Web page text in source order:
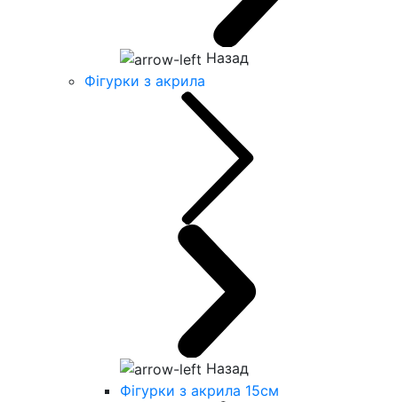
Назад
Фігурки з акрила
Назад
Фігурки з акрила 15см